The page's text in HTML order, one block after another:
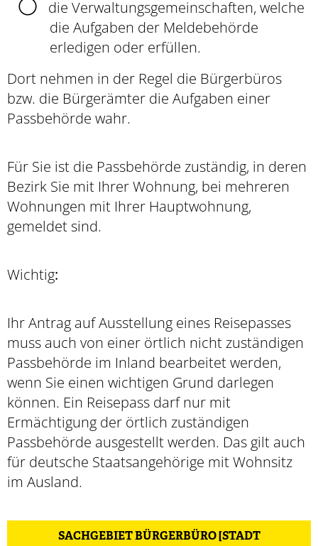
die Verwaltungsgemeinschaften, welche
die Aufgaben der Meldebehörde
erledigen oder erfüllen.
Dort nehmen in der Regel die Bürgerbüros
bzw. die Bürgerämter die Aufgaben einer
Passbehörde wahr.
Für Sie ist die Passbehörde zuständig, in deren
Bezirk Sie mit Ihrer Wohnung, bei mehreren
Wohnungen mit Ihrer Hauptwohnung,
gemeldet sind.
Wichtig:
Ihr Antrag auf Ausstellung eines Reisepasses
muss auch von einer örtlich nicht zuständigen
Passbehörde im Inland bearbeitet werden,
wenn Sie einen wichtigen Grund darlegen
können. Ein Reisepass darf nur mit
Ermächtigung der örtlich zuständigen
Passbehörde ausgestellt werden. Das gilt auch
für deutsche Staatsangehörige mit Wohnsitz
im Ausland.
SACHGEBIET BÜRGERBÜRO [STADT